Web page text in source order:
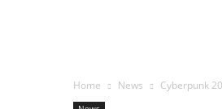
Home News Cyberpunk